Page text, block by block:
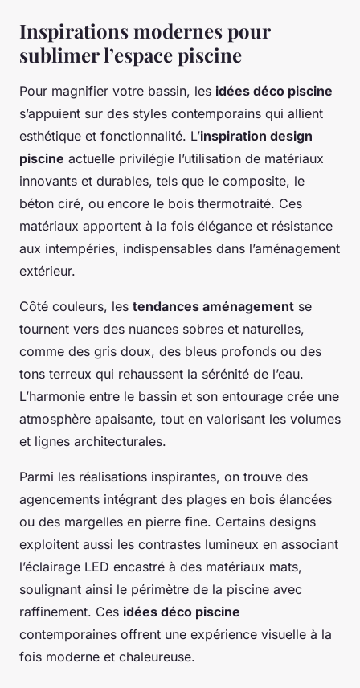
Inspirations modernes pour
sublimer l’espace piscine
Pour magnifier votre bassin, les idées déco piscine
s’appuient sur des styles contemporains qui allient
esthétique et fonctionnalité. L’inspiration design
piscine actuelle privilégie l’utilisation de matériaux
innovants et durables, tels que le composite, le
béton ciré, ou encore le bois thermotraité. Ces
matériaux apportent à la fois élégance et résistance
aux intempéries, indispensables dans l’aménagement
extérieur.
Côté couleurs, les tendances aménagement se
tournent vers des nuances sobres et naturelles,
comme des gris doux, des bleus profonds ou des
tons terreux qui rehaussent la sérénité de l’eau.
L’harmonie entre le bassin et son entourage crée une
atmosphère apaisante, tout en valorisant les volumes
et lignes architecturales.
Parmi les réalisations inspirantes, on trouve des
agencements intégrant des plages en bois élancées
ou des margelles en pierre fine. Certains designs
exploitent aussi les contrastes lumineux en associant
l’éclairage LED encastré à des matériaux mats,
soulignant ainsi le périmètre de la piscine avec
raffinement. Ces idées déco piscine
contemporaines offrent une expérience visuelle à la
fois moderne et chaleureuse.